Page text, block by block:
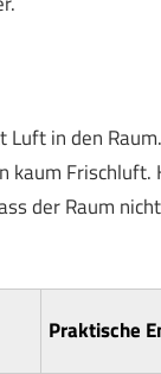
in den
kaum Frischluft.
der Raum
Praktische